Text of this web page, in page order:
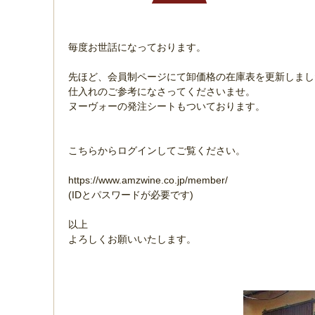
毎度お世話になっております。
先ほど、会員制ページにて卸価格の在庫表を更新し
仕入れのご参考になさってくださいませ。
ヌーヴォーの発注シートもついております。
こちらからログインしてご覧ください。
https://www.amzwine.co.jp/member/
(IDとパスワードが必要です)
以上
よろしくお願いいたします。